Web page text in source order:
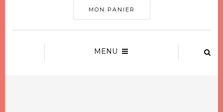
MON PANIER
MENU